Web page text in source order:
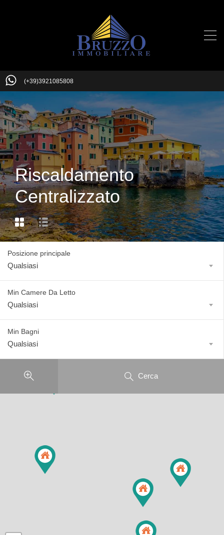
(+39)3921085808
Riscaldamento
Centralizzato
Posizione principale
Qualsiasi
Min Camere Da Letto
Qualsiasi
Min Bagni
Qualsiasi
Cerca